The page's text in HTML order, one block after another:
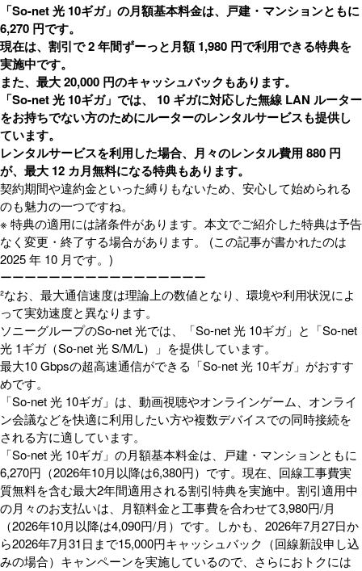
「So-net 光 10ギガ」の月額基本料金は、戸建・マンションともに
6,270 円です。
現在は、割引で 2 年間ずーっと月額 1,980 円で利用できる特典を
実施中です。
また、最大 20,000 円のキャッシュバックもあります。
「So-net 光 10ギガ」では、 10 ギガに対応した無線 LAN ルーター
をお持ちでない方のためにルーターのレンタルサービスも提供し
ています。
レンタルサービスを利用した場合、月々のレンタル費用 880 円
が、最大 12 カ月無料になる特典もあります。
契約期間や違約金といった縛りもないため、安心して始められる
のも魅力の一つですね。
※ 特典の適用には諸条件があります。本文でご紹介した特典は予告
なく変更・終了する場合があります。 (この記事が書かれたのは
2025 年 10 月です。)
ーーーーーーーーーーーーーーーーー
²なお、最大通信速度は理論上の数値となり、環境や利用状況によ
って実効速度と異なります。
ソニーグループのSo-net 光では、「So-net 光 10ギガ」と「So-net
光 1ギガ（So-net 光 S/M/L）」を提供しています。
最大10 Gbpsの超高速通信ができる「So-net 光 10ギガ」がおすす
めです。
「So-net 光 10ギガ」は、動画視聴やオンラインゲーム、オンライ
ン会議などを快適に利用したい方や複数デバイスでの同時接続を
される方に適しています。
「So-net 光 10ギガ」の月額基本料金は、戸建・マンションともに
6,270円（2026年10月以降は6,380円）です。現在、回線工事費実
質無料を含む最大2年間適用される割引特典を実施中。割引適用中
の月々のお支払いは、月額料金と工事費を合わせて3,980円/月
（2026年10月以降は4,090円/月）です。しかも、2026年7月27日か
ら2026年7月31日まで15,000円キャッシュバック（回線新設申し込
みの場合）キャンペーンを実施しているので、さらにおトクには